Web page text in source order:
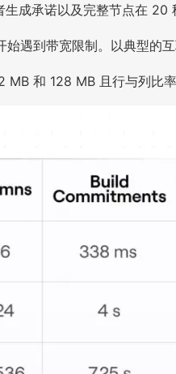
成承诺以及完整节点在 20
遇到带宽限制。以典型的
和 128 MB 且行与列比